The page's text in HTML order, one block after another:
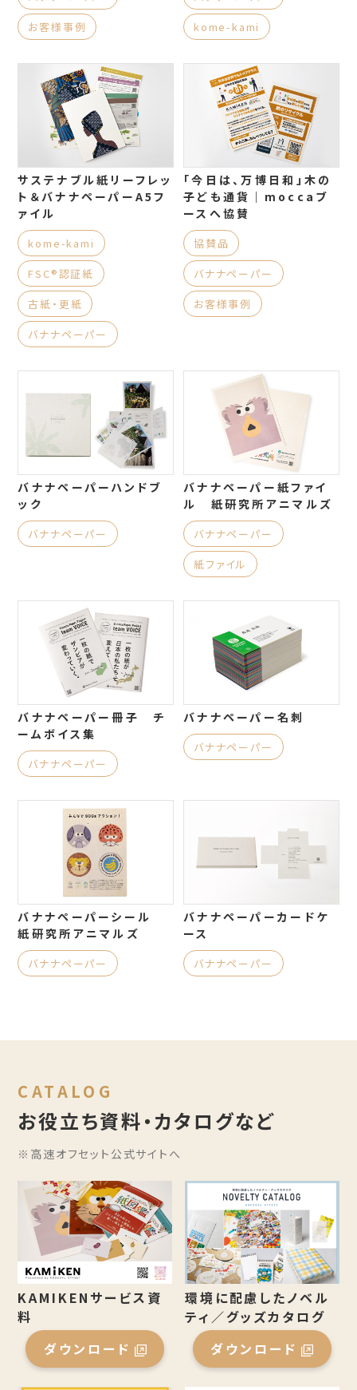
お客様事例
kome-kami
サステナブル紙リーフレッ
ト＆バナナペーパーA5フ
ァイル
kome-kami
FSC®認証紙
古紙・更紙
バナナペーパー
「今日は、万博日和」木の
子ども通貨｜moccaブ
ースへ協賛
協賛品
バナナペーパー
お客様事例
バナナペーパーハンドブ
ック
バナナペーパー
バナナペーパー紙ファイ
ル 紙研究所アニマルズ
バナナペーパー
紙ファイル
バナナペーパー冊子 チ
ームボイス集
バナナペーパー
バナナペーパー名刺
バナナペーパー
バナナペーパーシール
紙研究所アニマルズ
バナナペーパー
バナナペーパーカードケ
ース
バナナペーパー
CATALOG
お役立ち資料・カタログなど
※高速オフセット公式サイトへ
KAMIKENサービス資
料
ダウンロード
環境に配慮したノベル
ティ／グッズカタログ
ダウンロード